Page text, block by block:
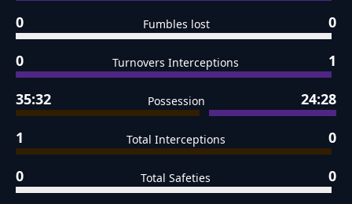
0 Fumbles lost 0
0 Turnovers Interceptions 1
35:32 Possession 24:28
1 Total Interceptions 0
0 Total Safeties 0